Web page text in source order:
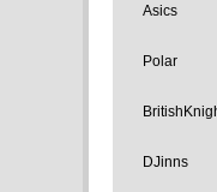
Asics
Polar
DJinns